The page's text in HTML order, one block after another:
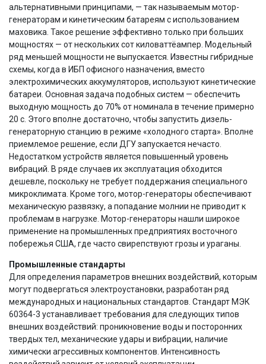
альтернативными принципами, — так называемым мотор-
генераторам и кинетическим батареям с использованием
маховика. Такое решение эффективно только при больших
мощностях — от нескольких сот киловаттёампер. Модельный
ряд меньшей мощности не выпускается. Известны гибридные
схемы, когда в ИБП офисного назначения, вместо
электрохимических аккумуляторов, используют кинетические
батареи. Основная задача подобных систем — обеспечить
выходную мощность до 70% от номинала в течение примерно
20 с. Этого вполне достаточно, чтобы запустить дизель-
генераторную станцию в режиме «холодного старта». Вполне
приемлемое решение, если ДГУ запускается нечасто.
Недостатком устройств является повышенный уровень
вибраций. В ряде случаев их эксплуатация обходится
дешевле, поскольку не требует поддержания специального
микроклимата. Кроме того, мотор-генераторы обеспечивают
механическую развязку, а попадание молнии не приводит к
проблемам в нагрузке. Мотор-генераторы нашли широкое
применение на промышленных предприятиях восточного
побережья США, где часто свирепствуют грозы и ураганы.
Промышленные стандарты
Для определения параметров внешних воздействий, которым
могут подвергаться электроустановки, разработан ряд
международных и национальных стандартов. Стандарт МЭК
60364-3 устанавливает требования для следующих типов
внешних воздействий: проникновение воды и посторонних
твердых тел, механические удары и вибрации, наличие
химически агрессивных компонентов. Интенсивность